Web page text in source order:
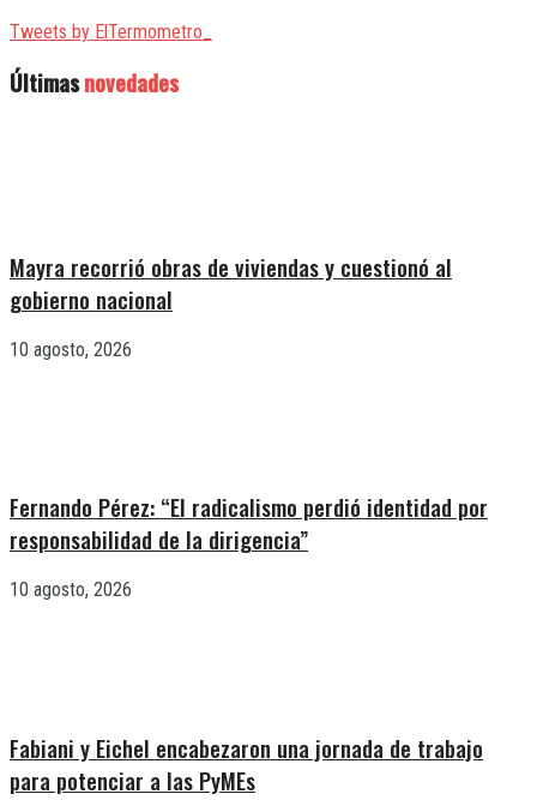
Tweets by ElTermometro_
Últimasnovedades
Mayra recorrió obras de viviendas y cuestionó al
gobierno nacional
10 agosto, 2026
Fernando Pérez: “El radicalismo perdió identidad por
responsabilidad de la dirigencia”
10 agosto, 2026
Fabiani y Eichel encabezaron una jornada de trabajo
para potenciar a las PyMEs